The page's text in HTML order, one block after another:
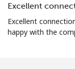
Excellent
Excellent
happy with the